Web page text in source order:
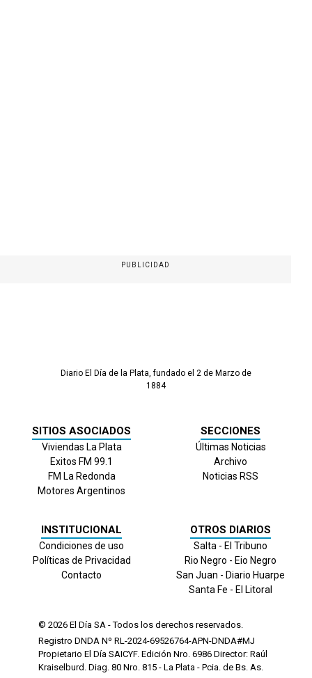
PUBLICIDAD
Diario El Día de la Plata, fundado el 2 de Marzo de
1884
SITIOS ASOCIADOS
Viviendas La Plata
Exitos FM 99.1
FM La Redonda
Motores Argentinos
SECCIONES
Últimas Noticias
Archivo
Noticias RSS
INSTITUCIONAL
Condiciones de uso
Políticas de Privacidad
Contacto
OTROS DIARIOS
Salta - El Tribuno
Rio Negro - Eio Negro
San Juan - Diario Huarpe
Santa Fe - El Litoral
© 2026 El Día SA - Todos los derechos reservados.
Registro DNDA Nº RL-2024-69526764-APN-DNDA#MJ
Propietario El Día SAICYF. Edición Nro. 6986 Director: Raúl
Kraiselburd. Diag. 80 Nro. 815 - La Plata - Pcia. de Bs. As.